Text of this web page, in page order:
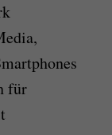
für